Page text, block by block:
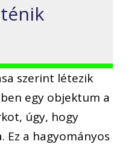
szerint létezik
egy objektum a
úgy, hogy
Ez a hagyományos